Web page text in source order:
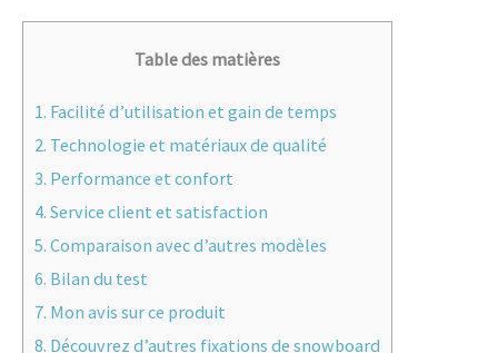
Table des matières
1. Facilité d’utilisation et gain de temps
2. Technologie et matériaux de qualité
3. Performance et confort
4. Service client et satisfaction
5. Comparaison avec d’autres modèles
6. Bilan du test
7. Mon avis sur ce produit
8. Découvrez d’autres fixations de snowboard